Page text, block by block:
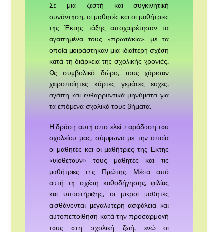
Σε μια ζεστή και συγκινητική
συνάντηση, οι μαθητές και οι μαθήτριες
της Έκτης τάξης αποχαιρέτησαν τα
αγαπημένα τους «πρωτάκια», με τα
οποία μοιράστηκαν μια ιδιαίτερη σχέση
κατά τη διάρκεια της σχολικής χρονιάς.
Ως συμβολικό δώρο, τους χάρισαν
χειροποίητες κάρτες γεμάτες ευχές,
αγάπη και ενθαρρυντικά μηνύματα για
τα επόμενα σχολικά τους βήματα.
Η δράση αυτή αποτελεί παράδοση του
σχολείου μας, σύμφωνα με την οποία
οι μαθητές και οι μαθήτριες της Έκτης
«υιοθετούν» τους μαθητές και τις
μαθήτριες της Πρώτης. Μέσα από
αυτή τη σχέση καθοδήγησης, φιλίας
και υποστήριξης, οι μικροί μαθητές
αισθάνονται μεγαλύτερη ασφάλεια και
αυτοπεποίθηση κατά την προσαρμογή
τους στη σχολική ζωή, ενώ οι